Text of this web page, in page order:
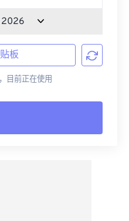
板
目前正在使用